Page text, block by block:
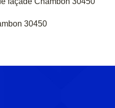
30450